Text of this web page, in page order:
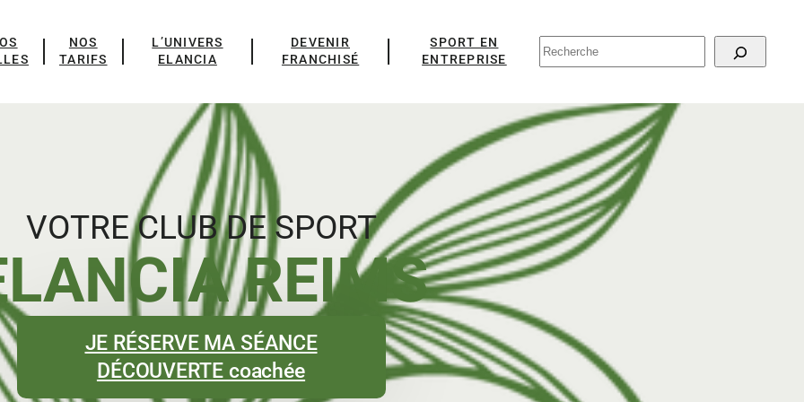
NOS
TARIFS
L’UNIVERS
ELANCIA
DEVENIR
FRANCHISÉ
SPORT EN
ENTREPRISE
VOTRE CLUB DE SPORT
REIMS
JE RÉSERVE MA SÉANCE
DÉCOUVERTE coachée